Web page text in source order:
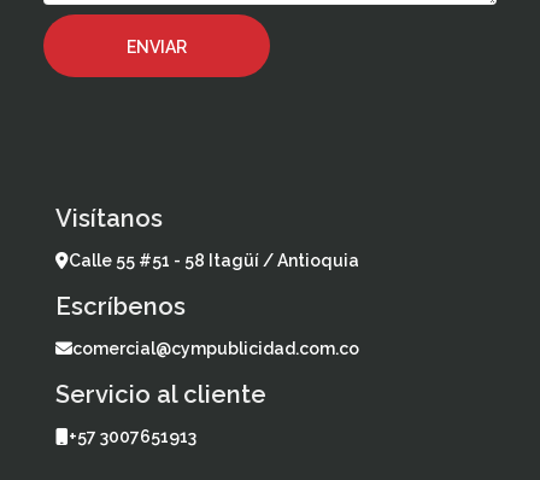
Visítanos
Calle 55 #51 - 58 Itagüí / Antioquia
Escríbenos
comercial@cympublicidad.com.co
Servicio al cliente
+57 3007651913